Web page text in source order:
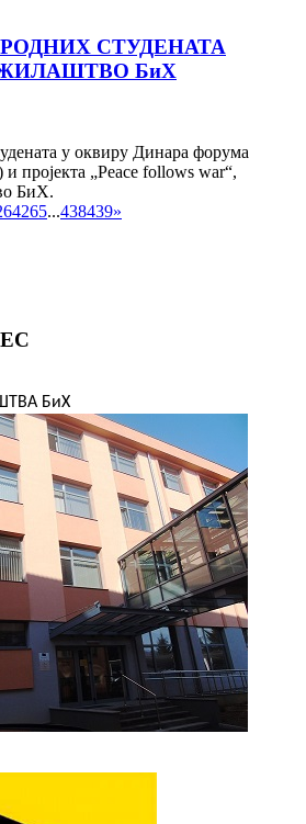
СТУДЕНАТА
БиХ
у оквиру Динара форума
пројекта „Peace follows war“,
БиХ.
265...438439»
БиХ